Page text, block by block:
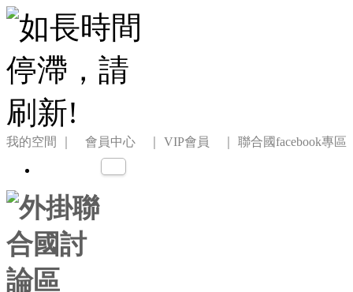
我的空間 ｜ 會員中心 ｜ VIP會員 ｜ 聯合國facebook專區